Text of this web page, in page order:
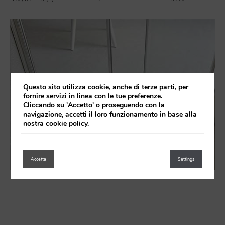
Questo sito utilizza cookie, anche di terze parti, per
fornire servizi in linea con le tue preferenze.
Cliccando su 'Accetto' o proseguendo con la
navigazione, accetti il loro funzionamento in base alla
nostra cookie policy.
Accetta Settings